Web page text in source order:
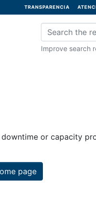
TRANSPARENCIA
Improve search
or capacity
page